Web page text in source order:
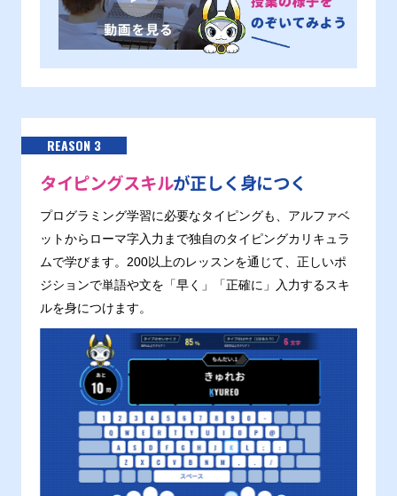
REASON 3
タイピングスキルが正しく身につく
プログラミング学習に必要なタイピングも、アルファベ
ットからローマ字入力まで独自のタイピングカリキュラ
ムで学びます。200以上のレッスンを通じて、正しいポ
ジションで単語や文を「早く」「正確に」入力するスキ
ルを身につけます。